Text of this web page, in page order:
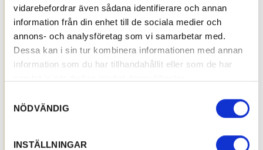
vidarebefordrar även sådana identifierare och annan
information från din enhet till de sociala medier och
annons- och analysföretag som vi samarbetar med.
Dessa kan i sin tur kombinera informationen med annan
information som du har tillhandahållit eller som de har
NÖDVÄNDIG
INSTÄLLNINGAR